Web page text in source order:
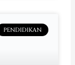
PENDIDIKAN